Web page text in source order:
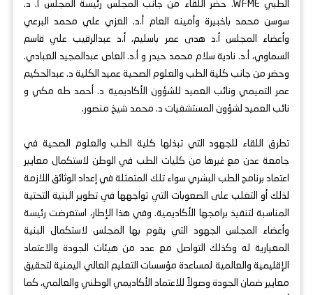
الطبي WFME. حضر اللقاء من جانب المجلس رئيسة المجلس أ. د.
سوسن محمد باخبيرة وأمينه العام أ.د. العزي علي محمد البرعي
وأعضاء المجلس أ.د هدى عمر باسليم، أ.د عبدالرقيب علي قاسم
السماوي، أ.د. نادية سلام محمد حيدر و أ.د. العاص عبدالمجيد العبادي.
وحضر من جانب كلية الطب والعلوم الصحية عميد الكلية د. عبدالحكيم
عمر التميمي ونائب العميد للشؤون الأكاديمية د. أحمد طه مكي و
نائب العميد لشؤون المستشفيات د. محمد شيخ منصور.
تطرق اللقاء للجهود التي تبذلها كلية الطب والعلوم الصحية في
جامعة عدن مع غيرها من كليات الطب في الوطن لاستكمال معايير
اعتماد برنامج الطب البشري سواء تلك المتمثلة في إعداد الوثائق اللازمة
لذلك أو التغلب على الصعوبات التي تواجهها في تطوير البنية التحتية
المناسبة لتنفيذ برامجها الأكاديمية. وفي هذا الإطار، استعرضت رئيسة
وأعضاء المجلس الجهود التي يقوم بها المجلس لاستكمال البنية
المعيارية له وكذلك التواصل مع عدد من هيئات الجودة والاعتماد
الإقليمية والعالمية لمساعدة مؤسسات التعليم العالي اليمنية لتحقيق
معايير ضمان الجودة وصولاً للاعتماد الأكاديمي الوطني والعالمي، كما